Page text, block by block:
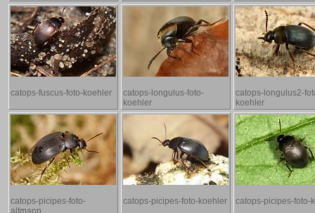
catops-fuscus-foto-koehler
catops-longulus-foto-
koehler
catops-longulus2-
koehler
catops-picipes-foto-
altmann
catops-picipes-foto-koehler catops-picipes-foto-